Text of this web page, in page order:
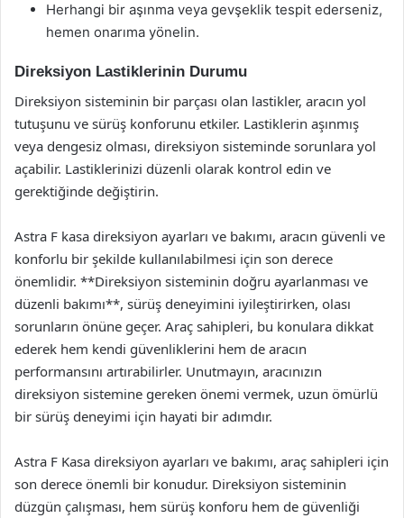
Herhangi bir aşınma veya gevşeklik tespit ederseniz,
hemen onarıma yönelin.
Direksiyon Lastiklerinin Durumu
Direksiyon sisteminin bir parçası olan lastikler, aracın yol
tutuşunu ve sürüş konforunu etkiler. Lastiklerin aşınmış
veya dengesiz olması, direksiyon sisteminde sorunlara yol
açabilir. Lastiklerinizi düzenli olarak kontrol edin ve
gerektiğinde değiştirin.
Astra F kasa direksiyon ayarları ve bakımı, aracın güvenli ve
konforlu bir şekilde kullanılabilmesi için son derece
önemlidir. **Direksiyon sisteminin doğru ayarlanması ve
düzenli bakımı**, sürüş deneyimini iyileştirirken, olası
sorunların önüne geçer. Araç sahipleri, bu konulara dikkat
ederek hem kendi güvenliklerini hem de aracın
performansını artırabilirler. Unutmayın, aracınızın
direksiyon sistemine gereken önemi vermek, uzun ömürlü
bir sürüş deneyimi için hayati bir adımdır.
Astra F Kasa direksiyon ayarları ve bakımı, araç sahipleri için
son derece önemli bir konudur. Direksiyon sisteminin
düzgün çalışması, hem sürüş konforu hem de güvenliği